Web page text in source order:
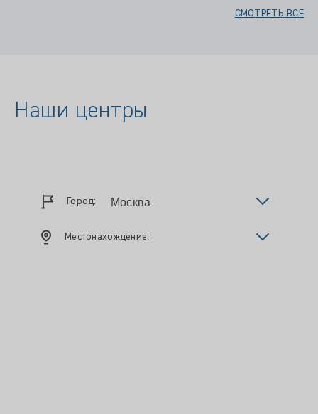
СМОТРЕТЬ ВСЕ
Наши центры
Город:
Местонахождение: